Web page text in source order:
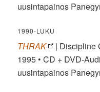
uusintapainos
1990-LUKU
THRAK
| Discipline
1995 • CD + DVD-
uusintapainos